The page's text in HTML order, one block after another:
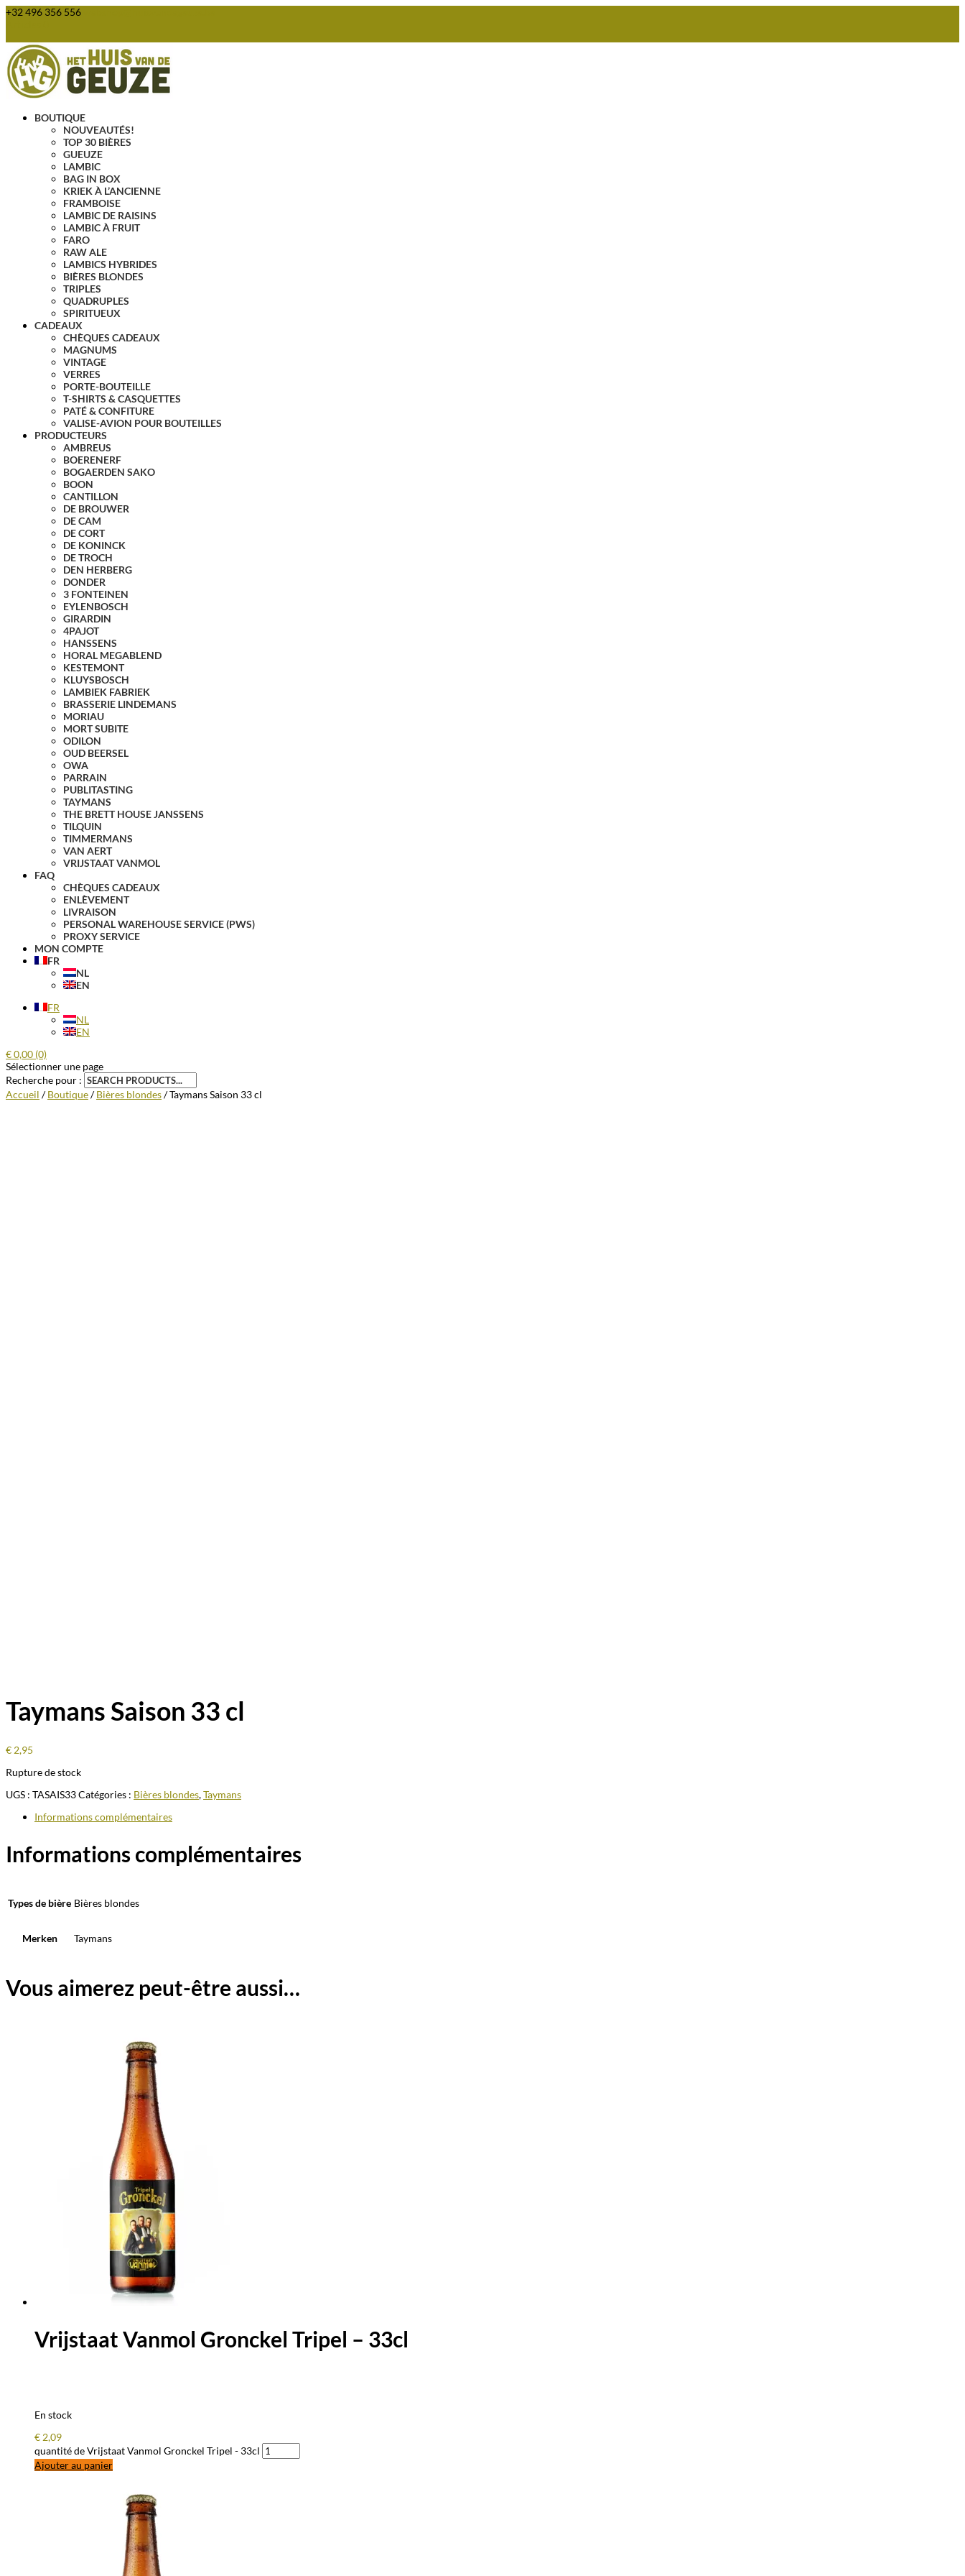
+32 496 356 556
BOUTIQUE
NOUVEAUTÉS!
TOP 30 BIÈRES
GUEUZE
LAMBIC
BAG IN BOX
KRIEK À L’ANCIENNE
FRAMBOISE
LAMBIC DE RAISINS
LAMBIC À FRUIT
FARO
RAW ALE
LAMBICS HYBRIDES
BIÈRES BLONDES
TRIPLES
QUADRUPLES
SPIRITUEUX
CADEAUX
CHÈQUES CADEAUX
MAGNUMS
VINTAGE
VERRES
PORTE-BOUTEILLE
T-SHIRTS & CASQUETTES
PATÉ & CONFITURE
VALISE-AVION POUR BOUTEILLES
PRODUCTEURS
AMBREUS
BOERENERF
BOGAERDEN SAKO
BOON
CANTILLON
DE BROUWER
DE CAM
DE CORT
DE KONINCK
DE TROCH
DEN HERBERG
DONDER
3 FONTEINEN
EYLENBOSCH
GIRARDIN
4PAJOT
HANSSENS
HORAL MEGABLEND
KESTEMONT
KLUYSBOSCH
LAMBIEK FABRIEK
BRASSERIE LINDEMANS
MORIAU
MORT SUBITE
ODILON
OUD BEERSEL
OWA
PARRAIN
PUBLITASTING
TAYMANS
THE BRETT HOUSE JANSSENS
TILQUIN
TIMMERMANS
VAN AERT
VRIJSTAAT VANMOL
FAQ
CHÈQUES CADEAUX
ENLÈVEMENT
LIVRAISON
PERSONAL WAREHOUSE SERVICE (PWS)
PROXY SERVICE
MON COMPTE
FR
NL
EN
FR
NL
EN
€0,00 (0)
Sélectionner une page
Recherche pour :
Accueil /Boutique/Bières blondes/ Taymans Saison 33 cl
Taymans Saison 33 cl
€ 2,95
Rupture de stock
UGS : TASAIS33Catégories : Bières blondes,Taymans
Informations complémentaires
Informations complémentaires
Types de bière Bières blondes
Merken Taymans
Vous aimerez peut-être aussi…
Vrijstaat Vanmol Gronckel Tripel – 33cl
En stock
€ 2,09
quantité de Vrijstaat Vanmol Gronckel Tripel - 33cl
Ajouter au panier